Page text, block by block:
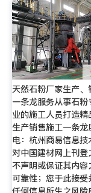
天然石粉厂家生产、
一条龙服务从事石
业的施工人员打造
生产销售施工一条龙
电：杭州商易信息技
对中国建材网上刊登
不声明或保证其内容
可靠性；您于此接